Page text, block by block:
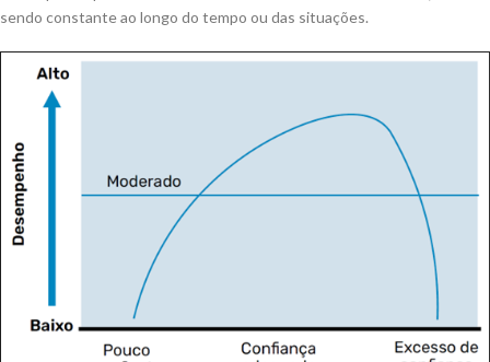
sendo constante ao longo do tempo ou das situações.